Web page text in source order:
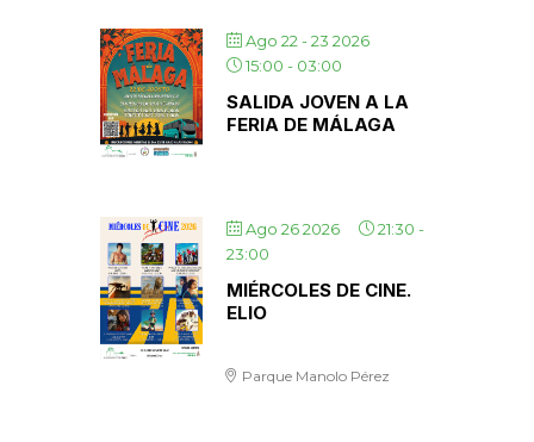
Ago 22 - 23 2026
15:00 - 03:00
SALIDA JOVEN A LA
FERIA DE MÁLAGA
Ago 26 2026 21:30 -
23:00
MIÉRCOLES DE CINE.
ELIO
Parque Manolo Pérez